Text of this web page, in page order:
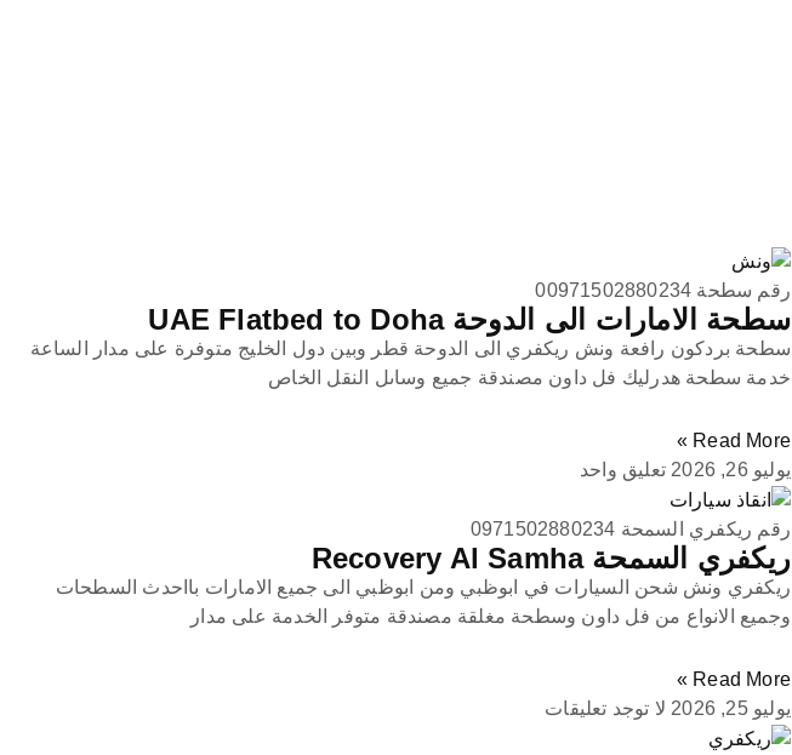
رقم سطحة 00971502880234
سطحة الامارات الى الدوحة UAE Flatbed to Doha
سطحة بردكون رافعة ونش ريكفري الى الدوحة قطر وبين دول الخليج متوفرة على مدار الساعة
خدمة سطحة هدرليك فل داون مصندقة جميع وساىل النقل الخاص
Read More »
يوليو 26, 2026
تعليق واحد
رقم ريكفري السمحة 0971502880234
ريكفري السمحة Recovery Al Samha
ريكفري ونش شحن السيارات في ابوظبي ومن ابوظبي الى جميع الامارات بااحدث السطحات
وجميع الانواع من فل داون وسطحة مغلقة مصندقة متوفر الخدمة على مدار
Read More »
يوليو 25, 2026
لا توجد تعليقات